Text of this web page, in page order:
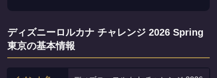
ディズニーロルカナ チャレンジ 2026 Spring
東京の基本情報